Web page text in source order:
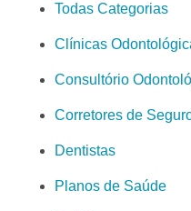
Todas Categorias
Clínicas
Consultório
Corretores de
Dentistas
Planos de Saúde